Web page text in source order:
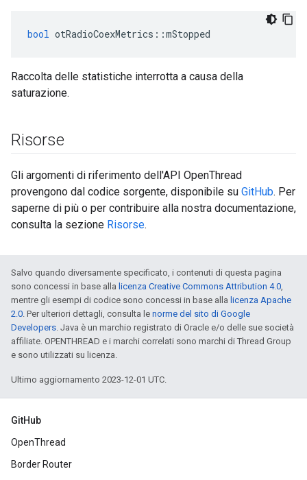
bool otRadioCoexMetrics ::mStopped
Raccolta delle statistiche interrotta a causa della
saturazione.
Risorse
Gli argomenti di riferimento dell'API OpenThread
provengono dal codice sorgente, disponibile su GitHub. Per
saperne di più o per contribuire alla nostra documentazione,
consulta la sezione Risorse.
Salvo quando diversamente specificato, i contenuti di questa pagina
sono concessi in base alla licenza Creative Commons Attribution 4.0,
mentre gli esempi di codice sono concessi in base alla licenza Apache
2.0. Per ulteriori dettagli, consulta le norme del sito di Google
Developers. Java è un marchio registrato di Oracle e/o delle sue società
affiliate. OPENTHREAD e i marchi correlati sono marchi di Thread Group
e sono utilizzati su licenza.
Ultimo aggiornamento 2023-12-01 UTC.
GitHub
OpenThread
Border Router